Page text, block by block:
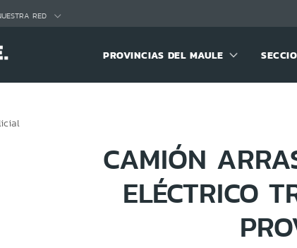
RED
PROVINCIAS DEL MAULE
CAMIÓN
ELÉCTRICO